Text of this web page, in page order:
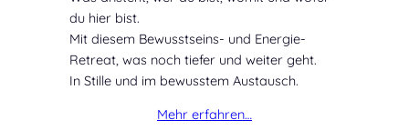
du hier bist.
Mit diesem Bewusstseins- und Energie-
Retreat, was noch tiefer und weiter geht.
In Stille und im bewusstem Austausch.
Mehr erfahren…